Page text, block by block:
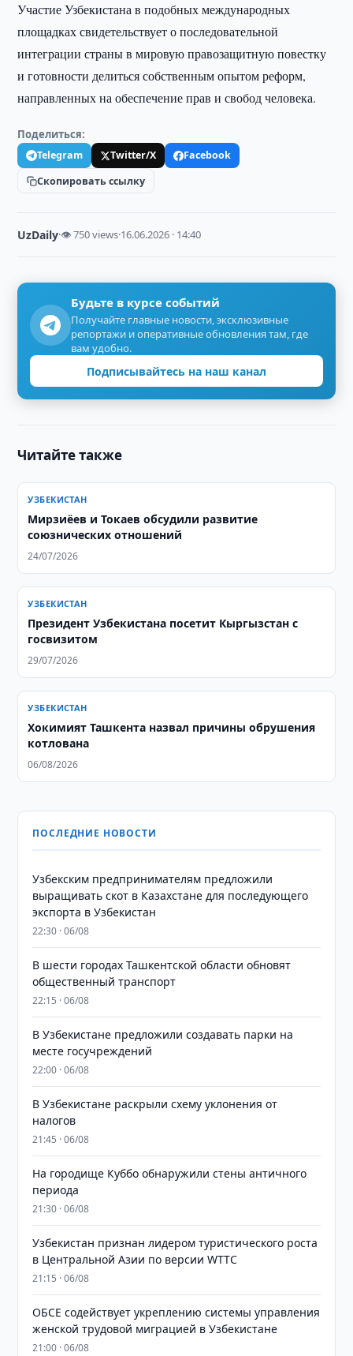
Участие Узбекистана в подобных международных
площадках свидетельствует о последовательной
интеграции страны в мировую правозащитную повестку
и готовности делиться собственным опытом реформ,
направленных на обеспечение прав и свобод человека.
Поделиться:
Telegram Twitter/X
Facebook
Скопировать ссылку
UzDaily·👁 750 views·16.06.2026 · 14:40
Будьте в курсе событий
Получайте главные новости, эксклюзивные
репортажи и оперативные обновления там, где
вам удобно.
Подписывайтесь на наш канал
Читайте также
УЗБЕКИСТАН
Мирзиёев и Токаев обсудили развитие
союзнических отношений
24/07/2026
УЗБЕКИСТАН
Президент Узбекистана посетит Кыргызстан с
госвизитом
29/07/2026
УЗБЕКИСТАН
Хокимият Ташкента назвал причины обрушения
котлована
06/08/2026
ПОСЛЕДНИЕ НОВОСТИ
Узбекским предпринимателям предложили
выращивать скот в Казахстане для последующего
экспорта в Узбекистан
22:30 · 06/08
В шести городах Ташкентской области обновят
общественный транспорт
22:15 · 06/08
В Узбекистане предложили создавать парки на
месте госучреждений
22:00 · 06/08
В Узбекистане раскрыли схему уклонения от
налогов
21:45 · 06/08
На городище Куббо обнаружили стены античного
периода
21:30 · 06/08
Узбекистан признан лидером туристического роста
в Центральной Азии по версии WTTC
21:15 · 06/08
ОБСЕ содействует укреплению системы управления
женской трудовой миграцией в Узбекистане
21:00 · 06/08